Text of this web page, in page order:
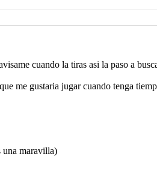
cuando la tiras asi la paso a
me gustaria jugar cuando tenga
una maravilla)